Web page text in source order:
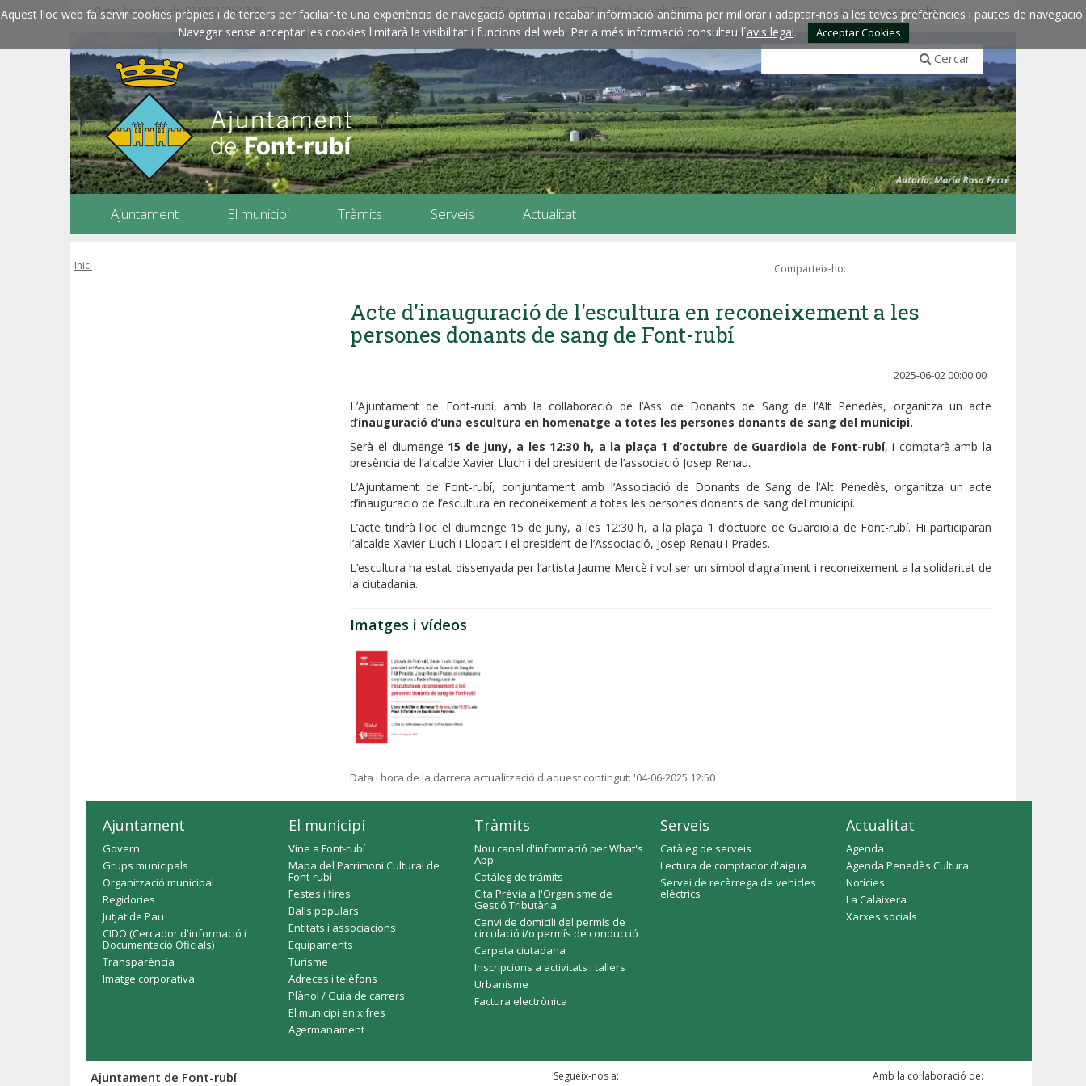
Aquest lloc web fa servir cookies pròpies i de tercers per faciliar-te una experiència de navegació òptima i recabar informació anònima per millorar i adaptar-nos a les teves preferències i pautes de navegació.
Navegar sense acceptar les cookies limitarà la visibilitat i funcions del web. Per a més informació consulteu l´avis legal. Acceptar Cookies
Data i hora oficials: 08/08/2026 13:26 ZOOM: Amplieu amb CTRL+ / Reduïu amb CTRL- Idiomes:esp engfra
Cercar
Ajuntament El municipi Tràmits Serveis Actualitat
Inici Comparteix-ho:
Acte d'inauguració de l'escultura en reconeixement a les
persones donants de sang de Font-rubí
2025-06-02 00:00:00
L’Ajuntament de Font-rubí, amb la col·laboració de l’Ass. de Donants de Sang de l’Alt Penedès, organitza un acte
d’inauguració d’una escultura en homenatge a totes les persones donants de sang del municipi.
Serà el diumenge 15 de juny, a les 12:30 h, a la plaça 1 d’octubre de Guardiola de Font-rubí, i comptarà amb la
presència de l’alcalde Xavier Lluch i del president de l’associació Josep Renau.
L’Ajuntament de Font-rubí, conjuntament amb l’Associació de Donants de Sang de l’Alt Penedès, organitza un acte
d’inauguració de l’escultura en reconeixement a totes les persones donants de sang del municipi.
L’acte tindrà lloc el diumenge 15 de juny, a les 12:30 h, a la plaça 1 d’octubre de Guardiola de Font-rubí. Hi participaran
l’alcalde Xavier Lluch i Llopart i el president de l’Associació, Josep Renau i Prades.
L’escultura ha estat dissenyada per l’artista Jaume Mercè i vol ser un símbol d’agraïment i reconeixement a la solidaritat de
la ciutadania.
Imatges i vídeos
Data i hora de la darrera actualització d'aquest contingut: '04-06-2025 12:50
Ajuntament
Govern
Grups municipals
Organització municipal
Regidories
Jutjat de Pau
CIDO (Cercador d'informació i
Documentació Oficials)
Transparència
Imatge corporativa
El municipi
Vine a Font-rubí
Mapa del Patrimoni Cultural de
Font-rubí
Festes i fires
Balls populars
Entitats i associacions
Equipaments
Turisme
Adreces i telèfons
Plànol / Guia de carrers
El municipi en xifres
Agermanament
Tràmits
Nou canal d'informació per What's
App
Catàleg de tràmits
Cita Prèvia a l'Organisme de
Gestió Tributària
Canvi de domicili del permís de
circulació i/o permís de conducció
Carpeta ciutadana
Inscripcions a activitats i tallers
Urbanisme
Factura electrònica
Serveis
Catàleg de serveis
Lectura de comptador d'aigua
Servei de recàrrega de vehicles
elèctrics
Actualitat
Agenda
Agenda Penedès Cultura
Notícies
La Calaixera
Xarxes socials
Ajuntament de Font-rubí Segueix-nos a: Amb la col·laboració de: